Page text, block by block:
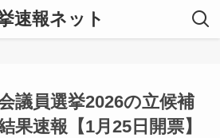
速報ネット
議員選挙2026の立候補
果速報【1月25日開票】